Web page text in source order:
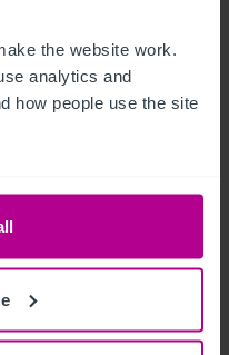
the website work.
analytics and
how people use the site
are included in the sale